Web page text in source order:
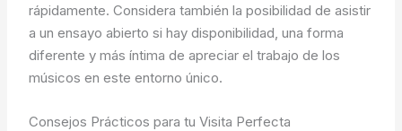
rápidamente. Considera también la posibilidad de asistir
a un ensayo abierto si hay disponibilidad, una forma
diferente y más íntima de apreciar el trabajo de los
músicos en este entorno único.
Consejos Prácticos para tu Visita Perfecta